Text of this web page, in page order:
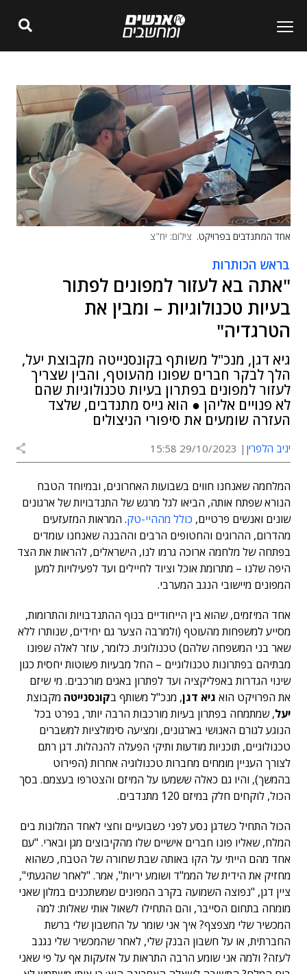
אחד המתנדבים בפרויקט. צילום: יח"צ
בראש הכותרות
"אתה בא לעזור למפונים לפתור
בעיות טכנולוגיות – ומבין את
הטרגדיה"
גיא דגן, מנכ"ל משותף בקונסנייטה מקבוצת יעל,
הלך לבקר חברים שפונו מהעוטף, והבין שצריך
לעזור למפונים בפתרון בעיות טכנולוגיות שהם
לא פנויים אליהן ● הוא גייס מתנדבים, שלצד
העזרה שומעים את סיפורי הניצולים
יניב הלפרין 29/10/2023 15:58
המלחמה שאנחנו חווים בשבועות האחרונים, ובמיוחד הטבח
הנורא שפתח אותה, הביאו לגל מרגש של התנדבויות של ארגונים
שונים ואנשים פרטיים, כולל מההיי-טק. המראות המזעזעים
מהדרום, ההרוגים והחטופים הרבים וההבנה שאנחנו עומדים
בפתחה של מלחמה ארוכה גרמו לנו, הישראלים, להראות את הצד
היפה שלנו – מתרומת אוכל וציוד לחיילים ועד לפעילויות למען
המפונים מיישובי הנגב המערבי.
אחד המיזמים, שהוא בין הייחודיים בנוף ההתנדבויות והתרומות,
מסייע למשפחות מהעוטף (ולמרבה הצער גם יחידים, שנותרו ללא
שאר בני המשפחה שלהם) טכנולוגית. כלומר, עוזר לאלה שפונו
מבתיהם בפתרונות טכנולוגיים – החל מבעיות פשוטות יחסית כגון
שינוי הגדרות באפליקציה ועד לפתרון באגים מורכבים. מי שיזם
את הפרויקט הוא גיא דגן, מנכ"ל משותף בקונסנייטה מקבוצת
יעל, שמתמחה בפתרון בעיות מורכבות הרבה יותר, בפרט בכל
הנוגע לגורם האנושי בארגונים, ומציעה סימולציות למשברים
טכנולוגיים, תוכניות מודעות ותיקי הפעלה להנהלות. דגן רתם
לצורך העניין מומחים מחברות טכנולוגיה אחרות (הפירוט
בהמשך), והיו גם כאלה ששמעו על המיזם והצטרפו בעצמם. בסך
הכול, לוקחים חלק במיזם 120 מתנדבים.
הכול התחיל כשדגן נסע לפני כשבועיים וחצי לאחד המלונות בים
המלח, שאליו פונו חברים אישיים שלו מהקיבוצים מגן ובארי. "עם
אחד מהם הייתי על הקו באותה שבת שחורה של הטבח, כשהוא
מחזיק את הידית של הממ"ד ושומע יריות", אמר. "לאחר שהגעתי",
ציין דגן, "נפוצה השמועה בקרב המפונים שמשתכנים במלון שאני
מומחה בתחום הסייבר, והם התחילו לשאול אותי שאלות: למה
המכשיר שלי מצפצף? איך אני שומר על החשבון שלי ברשת
החברתית, או על חשבון הבנק שלי, לאחר שהמכשיר שלי נגנב
לעזה? ולמה אני שומע הרבה התראות על אזעקות אף על פי שאני